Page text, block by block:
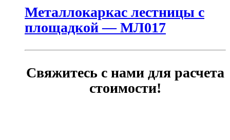
Металлокаркас лестницы с
площадкой — МЛ017
Свяжитесь с нами для расчета
стоимости!